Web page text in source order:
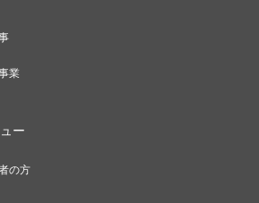
業
ー
の方